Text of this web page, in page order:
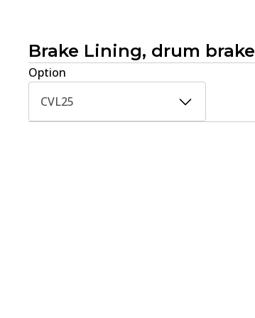
Brake Lining, drum brake
Option
CVL25